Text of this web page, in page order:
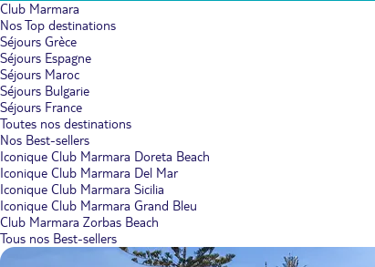
Club Marmara
Nos Top destinations
Séjours Grèce
Séjours Espagne
Séjours Maroc
Séjours Bulgarie
Séjours France
Toutes nos destinations
Nos Best-sellers
Iconique Club Marmara Doreta Beach
Iconique Club Marmara Del Mar
Iconique Club Marmara Sicilia
Iconique Club Marmara Grand Bleu
Club Marmara Zorbas Beach
Tous nos Best-sellers